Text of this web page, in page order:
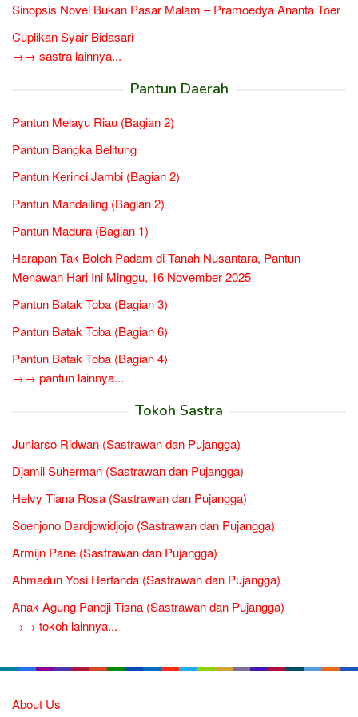
Sinopsis Novel Bukan Pasar Malam – Pramoedya Ananta Toer
Cuplikan Syair Bidasari
→→ sastra lainnya...
Pantun Daerah
Pantun Melayu Riau (Bagian 2)
Pantun Bangka Belitung
Pantun Kerinci Jambi (Bagian 2)
Pantun Mandailing (Bagian 2)
Pantun Madura (Bagian 1)
Harapan Tak Boleh Padam di Tanah Nusantara, Pantun
Menawan Hari Ini Minggu, 16 November 2025
Pantun Batak Toba (Bagian 3)
Pantun Batak Toba (Bagian 6)
Pantun Batak Toba (Bagian 4)
→→ pantun lainnya...
Tokoh Sastra
Juniarso Ridwan (Sastrawan dan Pujangga)
Djamil Suherman (Sastrawan dan Pujangga)
Helvy Tiana Rosa (Sastrawan dan Pujangga)
Soenjono Dardjowidjojo (Sastrawan dan Pujangga)
Armijn Pane (Sastrawan dan Pujangga)
Ahmadun Yosi Herfanda (Sastrawan dan Pujangga)
Anak Agung Pandji Tisna (Sastrawan dan Pujangga)
→→ tokoh lainnya...
About Us